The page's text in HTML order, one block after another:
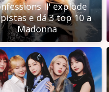
II' explode
e dá 3 top 10 a
Madonna